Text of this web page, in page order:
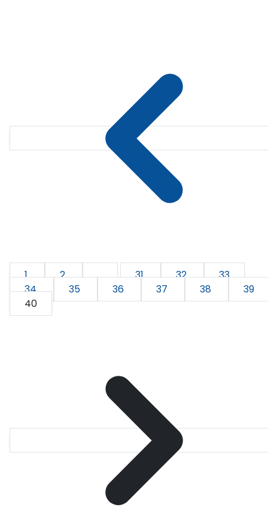
1 2 ... 31 32
33
34
35 36 37 38
39
40